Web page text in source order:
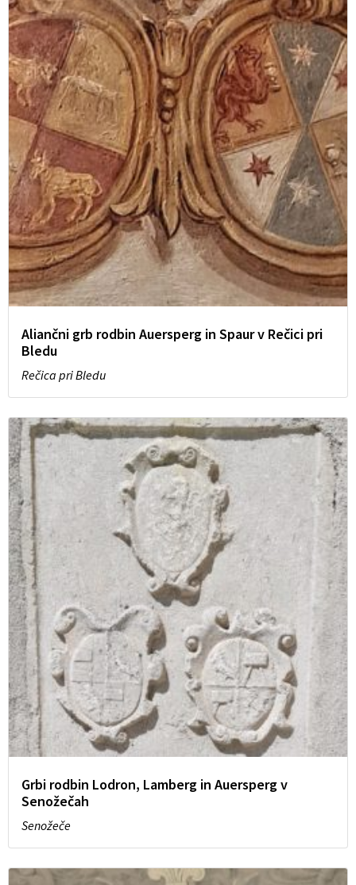
Aliančni grb rodbin Auersperg in Spaur v Rečici pri
Bledu
Rečica pri Bledu
Grbi rodbin Lodron, Lamberg in Auersperg v
Senožečah
Senožeče